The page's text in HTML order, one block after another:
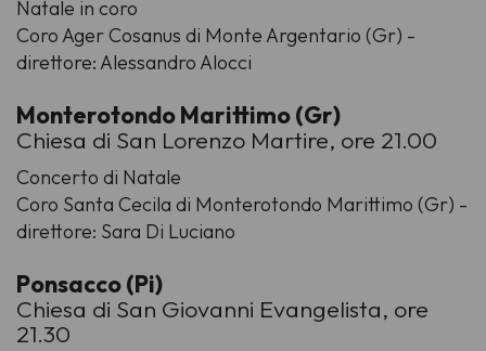
Natale in coro
Coro Ager Cosanus di Monte Argentario (Gr) -
direttore: Alessandro Alocci
Monterotondo Marittimo (Gr)
Chiesa di San Lorenzo Martire, ore 21.00
Concerto di Natale
Coro Santa Cecila di Monterotondo Marittimo (Gr) -
direttore: Sara Di Luciano
Ponsacco (Pi)
Chiesa di San Giovanni Evangelista, ore
21.30